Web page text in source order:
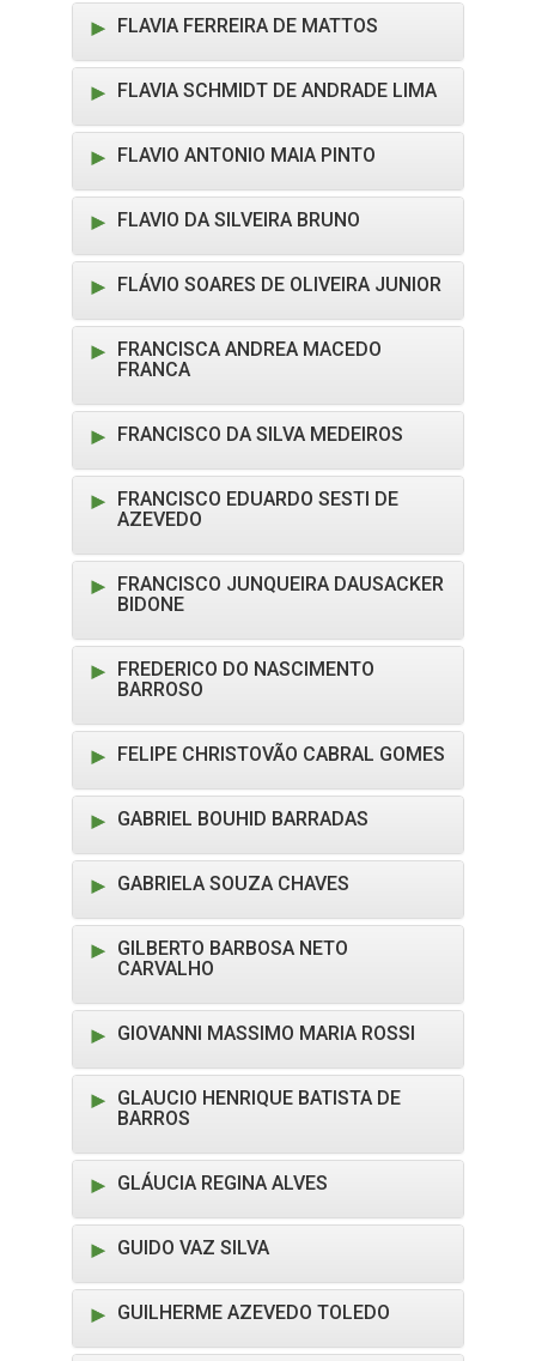
FLAVIA FERREIRA DE MATTOS
FLAVIA SCHMIDT DE ANDRADE LIMA
FLAVIO ANTONIO MAIA PINTO
FLAVIO DA SILVEIRA BRUNO
FLÁVIO SOARES DE OLIVEIRA JUNIOR
FRANCISCA ANDREA MACEDO
FRANCA
FRANCISCO DA SILVA MEDEIROS
FRANCISCO EDUARDO SESTI DE
AZEVEDO
FRANCISCO JUNQUEIRA DAUSACKER
BIDONE
FREDERICO DO NASCIMENTO
BARROSO
FELIPE CHRISTOVÃO CABRAL GOMES
GABRIEL BOUHID BARRADAS
GABRIELA SOUZA CHAVES
GILBERTO BARBOSA NETO
CARVALHO
GIOVANNI MASSIMO MARIA ROSSI
GLAUCIO HENRIQUE BATISTA DE
BARROS
GLÁUCIA REGINA ALVES
GUIDO VAZ SILVA
GUILHERME AZEVEDO TOLEDO